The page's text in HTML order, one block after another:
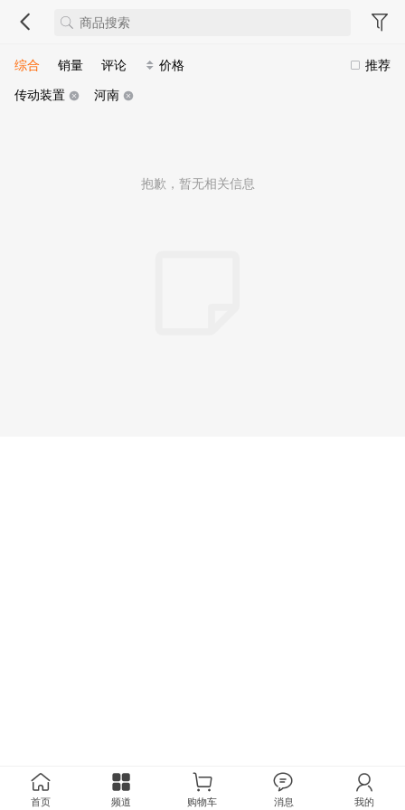
推荐
综合 销量 评论
价格
传动装置
河南
抱歉，暂无相关信息
首页 频道 购物车 消息 我的